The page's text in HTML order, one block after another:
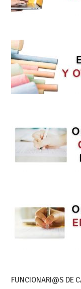
FUNCIONARI@S DE